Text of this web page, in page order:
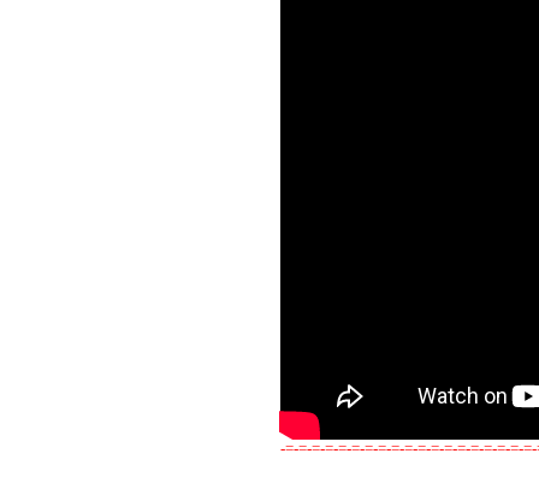
-=-=-=-=-=-=-=-=-=-=-=-=-=-=-=-=-=-=-